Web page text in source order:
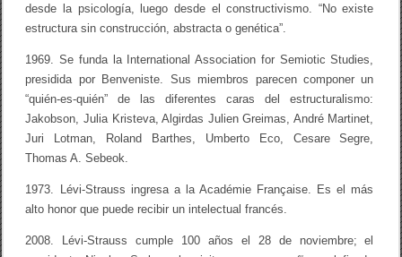
desde la psicología, luego desde el constructivismo. “No existe
estructura sin construcción, abstracta o genética”.
1969. Se funda la International Association for Semiotic Studies,
presidida por Benveniste. Sus miembros parecen componer un
“quién-es-quién” de las diferentes caras del estructuralismo:
Jakobson, Julia Kristeva, Algirdas Julien Greimas, André Martinet,
Juri Lotman, Roland Barthes, Umberto Eco, Cesare Segre,
Thomas A. Sebeok.
1973. Lévi-Strauss ingresa a la Académie Française. Es el más
alto honor que puede recibir un intelectual francés.
2008. Lévi-Strauss cumple 100 años el 28 de noviembre; el